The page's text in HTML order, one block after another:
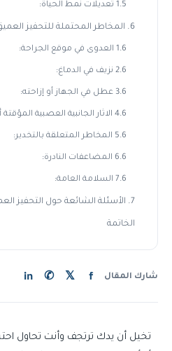
1.5 تعديلات نمط الحياة:
6. المخاطر المحتملة للتحفيز العميق للدماغ
1.6 العدوى في موقع الجراحة:
2.6 نزيف في الدماغ:
3.6 عطل في الجهاز أو إزاحته:
4.6 الاثار الجانبية العصبية المؤقتة أو الدائمة:
5.6 المخاطر المتعلقة بالتخدير:
6.6 المضاعفات النادرة:
7.6 السلامة العامة:
7. الأسئلة الشائعة حول التحفيز العميق للدماغ في تركيا
الخاتمة
شارك المقال f
𝕏
✆
in
تخيل أن يدك ترتجف وأنت تحاول